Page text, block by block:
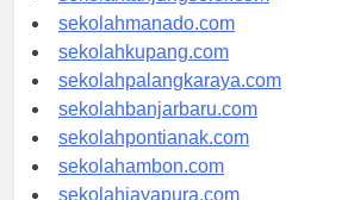
sekolahtanjungselor.com
sekolahmanado.com
sekolahkupang.com
sekolahpalangkaraya.com
sekolahbanjarbaru.com
sekolahpontianak.com
sekolahambon.com